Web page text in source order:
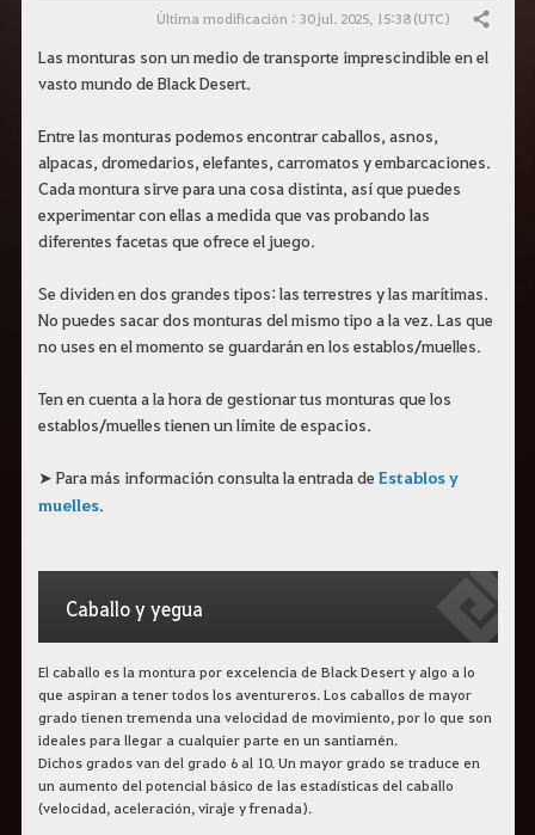
Última modificación : 30 jul. 2025, 15:38 (UTC) Compartir
Las monturas son un medio de transporte imprescindible en el
vasto mundo de Black Desert.
Entre las monturas podemos encontrar caballos, asnos,
alpacas, dromedarios, elefantes, carromatos y embarcaciones.
Cada montura sirve para una cosa distinta, así que puedes
experimentar con ellas a medida que vas probando las
diferentes facetas que ofrece el juego.
Se dividen en dos grandes tipos: las terrestres y las marítimas.
No puedes sacar dos monturas del mismo tipo a la vez. Las que
no uses en el momento se guardarán en los establos/muelles.
Ten en cuenta a la hora de gestionar tus monturas que los
establos/muelles tienen un límite de espacios.
➤ Para más información consulta la entrada de Establos y
muelles.
Caballo y yegua
El caballo es la montura por excelencia de Black Desert y algo a lo
que aspiran a tener todos los aventureros. Los caballos de mayor
grado tienen tremenda una velocidad de movimiento, por lo que son
ideales para llegar a cualquier parte en un santiamén.
Dichos grados van del grado 6 al 10. Un mayor grado se traduce en
un aumento del potencial básico de las estadísticas del caballo
(velocidad, aceleración, viraje y frenada).